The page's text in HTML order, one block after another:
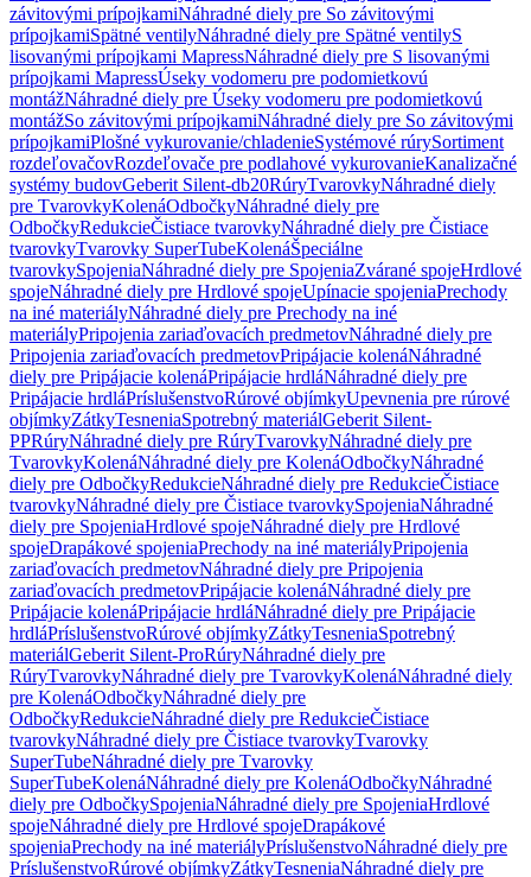
závitovými prípojkamiNáhradné diely pre So závitovými
prípojkamiSpätné ventilyNáhradné diely pre Spätné ventilyS
lisovanými prípojkami MapressNáhradné diely pre S lisovanými
prípojkami MapressÚseky vodomeru pre podomietkovú
montážNáhradné diely pre Úseky vodomeru pre podomietkovú
montážSo závitovými prípojkamiNáhradné diely pre So závitovými
prípojkamiPlošné vykurovanie/chladenieSystémové rúrySortiment
rozdeľovačovRozdeľovače pre podlahové vykurovanieKanalizačné
systémy budovGeberit Silent-db20RúryTvarovkyNáhradné diely
pre TvarovkyKolenáOdbočkyNáhradné diely pre
OdbočkyRedukcieČistiace tvarovkyNáhradné diely pre Čistiace
tvarovkyTvarovky SuperTubeKolenáŠpeciálne
tvarovkySpojeniaNáhradné diely pre SpojeniaZvárané spojeHrdlové
spojeNáhradné diely pre Hrdlové spojeUpínacie spojeniaPrechody
na iné materiályNáhradné diely pre Prechody na iné
materiályPripojenia zariaďovacích predmetovNáhradné diely pre
Pripojenia zariaďovacích predmetovPripájacie kolenáNáhradné
diely pre Pripájacie kolenáPripájacie hrdláNáhradné diely pre
Pripájacie hrdláPríslušenstvoRúrové objímkyUpevnenia pre rúrové
objímkyZátkyTesneniaSpotrebný materiálGeberit Silent-
PPRúryNáhradné diely pre RúryTvarovkyNáhradné diely pre
TvarovkyKolenáNáhradné diely pre KolenáOdbočkyNáhradné
diely pre OdbočkyRedukcieNáhradné diely pre RedukcieČistiace
tvarovkyNáhradné diely pre Čistiace tvarovkySpojeniaNáhradné
diely pre SpojeniaHrdlové spojeNáhradné diely pre Hrdlové
spojeDrapákové spojeniaPrechody na iné materiályPripojenia
zariaďovacích predmetovNáhradné diely pre Pripojenia
zariaďovacích predmetovPripájacie kolenáNáhradné diely pre
Pripájacie kolenáPripájacie hrdláNáhradné diely pre Pripájacie
hrdláPríslušenstvoRúrové objímkyZátkyTesneniaSpotrebný
materiálGeberit Silent-ProRúryNáhradné diely pre
RúryTvarovkyNáhradné diely pre TvarovkyKolenáNáhradné diely
pre KolenáOdbočkyNáhradné diely pre
OdbočkyRedukcieNáhradné diely pre RedukcieČistiace
tvarovkyNáhradné diely pre Čistiace tvarovkyTvarovky
SuperTubeNáhradné diely pre Tvarovky
SuperTubeKolenáNáhradné diely pre KolenáOdbočkyNáhradné
diely pre OdbočkySpojeniaNáhradné diely pre SpojeniaHrdlové
spojeNáhradné diely pre Hrdlové spojeDrapákové
spojeniaPrechody na iné materiályPríslušenstvoNáhradné diely pre
PríslušenstvoRúrové objímkyZátkyTesneniaNáhradné diely pre